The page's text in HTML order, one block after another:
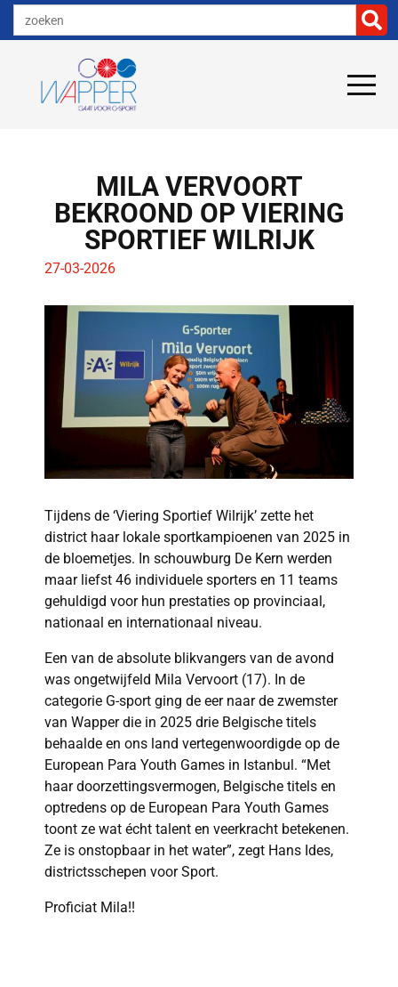
MILA VERVOORT
BEKROOND OP VIERING
SPORTIEF WILRIJK
27-03-2026
Tijdens de ‘Viering Sportief Wilrijk’ zette het
district haar lokale sportkampioenen van 2025 in
de bloemetjes. In schouwburg De Kern werden
maar liefst 46 individuele sporters en 11 teams
gehuldigd voor hun prestaties op provinciaal,
nationaal en internationaal niveau.
Een van de absolute blikvangers van de avond
was ongetwijfeld Mila Vervoort (17). In de
categorie G-sport ging de eer naar de zwemster
van Wapper die in 2025 drie Belgische titels
behaalde en ons land vertegenwoordigde op de
European Para Youth Games in Istanbul. “Met
haar doorzettingsvermogen, Belgische titels en
optredens op de European Para Youth Games
toont ze wat écht talent en veerkracht betekenen.
Ze is onstopbaar in het water”, zegt Hans Ides,
districtsschepen voor Sport.
Proficiat Mila!!